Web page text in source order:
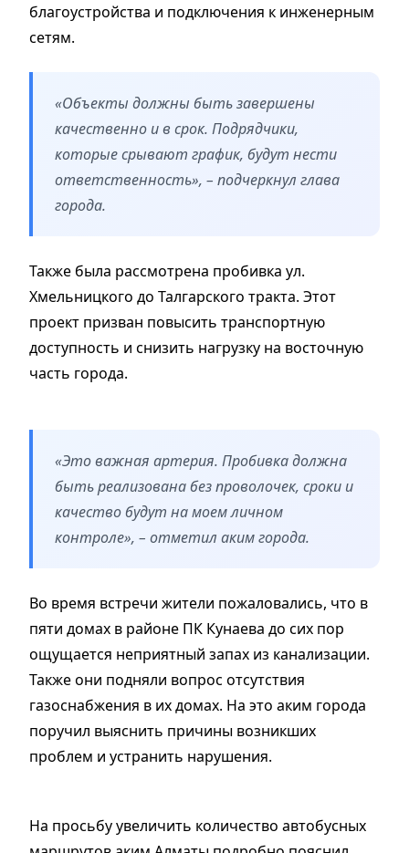
благоустройства и подключения к инженерным
сетям.
«Объекты должны быть завершены
качественно и в срок. Подрядчики,
которые срывают график, будут нести
ответственность», – подчеркнул глава
города.
Также была рассмотрена пробивка ул.
Хмельницкого до Талгарского тракта. Этот
проект призван повысить транспортную
доступность и снизить нагрузку на восточную
часть города.
«Это важная артерия. Пробивка должна
быть реализована без проволочек, сроки и
качество будут на моем личном
контроле», – отметил аким города.
Во время встречи жители пожаловались, что в
пяти домах в районе ПК Кунаева до сих пор
ощущается неприятный запах из канализации.
Также они подняли вопрос отсутствия
газоснабжения в их домах. На это аким города
поручил выяснить причины возникших
проблем и устранить нарушения.
На просьбу увеличить количество автобусных